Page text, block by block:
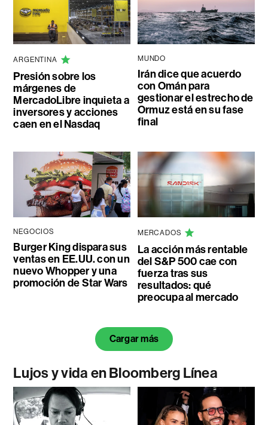
ARGENTINA
Presión sobre los
márgenes de
MercadoLibre inquieta a
inversores y acciones
caen en el Nasdaq
MUNDO
Irán dice que acuerdo
con Omán para
gestionar el estrecho de
Ormuz está en su fase
final
NEGOCIOS
Burger King dispara sus
ventas en EE.UU. con un
nuevo Whopper y una
promoción de Star Wars
MERCADOS
La acción más rentable
del S&P 500 cae con
fuerza tras sus
resultados: qué
preocupa al mercado
Cargar más
Lujos y vida en Bloomberg Línea